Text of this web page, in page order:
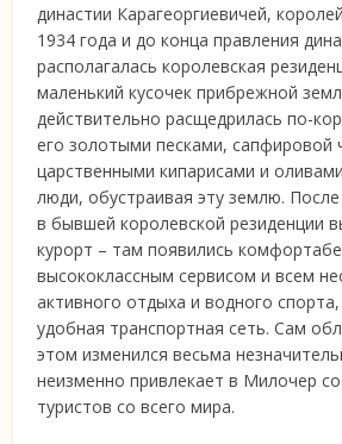
династии Карагеоргиевичей,
1934 года и до конца правления
располагалась королевская
маленький кусочек прибрежной
действительно расщедрилась по-
его золотыми песками, сапфировой
царственными кипарисами и
люди, обустраивая эту землю.
в бывшей королевской резиденции
курорт – там появились
высококлассным сервисом и всем
активного отдыха и водного
удобная транспортная сеть. Сам
этом изменился весьма
неизменно привлекает в Милочер
туристов со всего мира.